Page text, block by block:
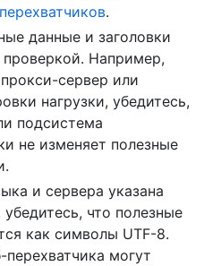
.
данные и заголовки
Например,
сервер или
нагрузки, убедитесь,
подсистема
не изменяет полезные
и сервера указана
что полезные
как символы UTF-8.
могут